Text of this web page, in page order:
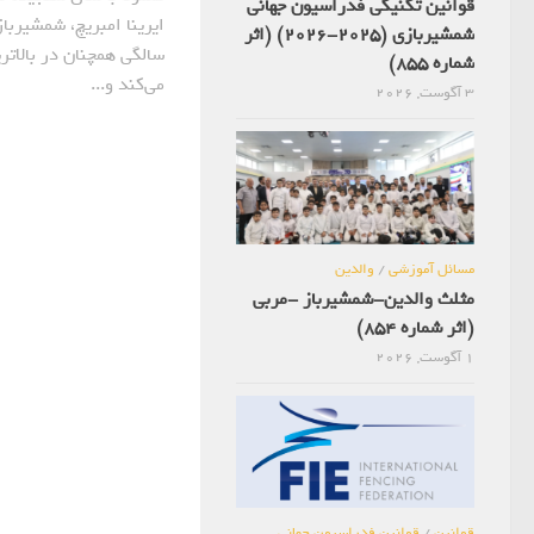
سالگی همچنان در
می‌کند و...
قوانین تکنیکی فدراسیون جهانی
شمشیربازی (2025-2026) (اثر
شماره 855)
3 آگوست, 2026
مسائل آموزشی/ والدین
مثلث والدین-شمشیرباز -مربی
(اثر شماره 854)
1 آگوست, 2026